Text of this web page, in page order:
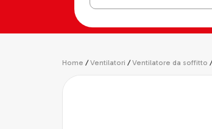
Home /Ventilatori /Ventilatore da soffitto